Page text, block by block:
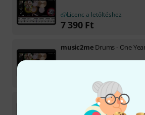
Licenc a letöltéshez
7 390 Ft
music2me Drums - One
Drums - 3 Months